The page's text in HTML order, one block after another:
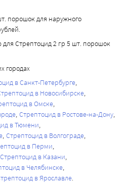
порошок для наружного
Стрептоцид 2 гр 5 шт. порошок
городах
в Санкт-Петербурге
в Новосибирске
в Омске
Стрептоцид в Ростове-на-Дону
в Тюмени
Стрептоцид в Волгограде
в Перми
Стрептоцид в Казани
в Челябинске
в Ярославле